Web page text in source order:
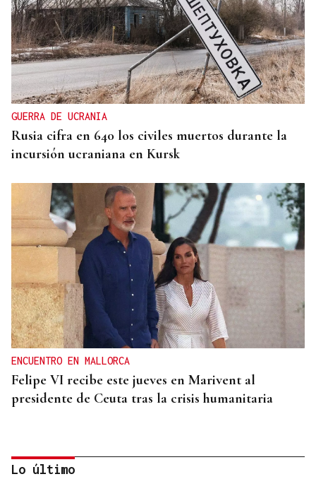
GUERRA DE UCRANIA
Rusia cifra en 640 los civiles muertos durante la
incursión ucraniana en Kursk
ENCUENTRO EN MALLORCA
Felipe VI recibe este jueves en Marivent al
presidente de Ceuta tras la crisis humanitaria
Lo último